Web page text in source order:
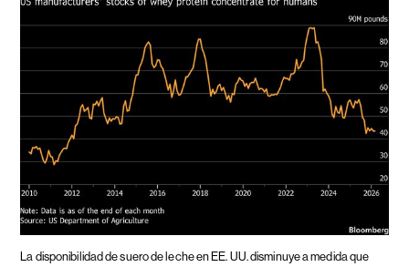
La disponibilidad de suero de leche en EE. UU. disminuye a medida que